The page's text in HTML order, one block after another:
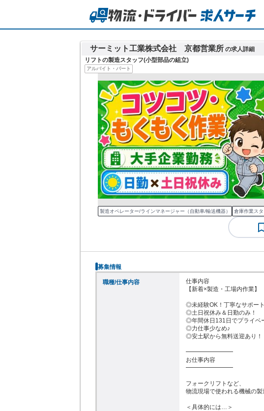
サーミット工業株式会社 京都営業所 の求人詳細
リフトの製造スタッフ(小型部品の組立)
アルバイト・パート
製造オペレーター/ラインマネージャー（自動車/輸送機器） 倉庫作業スタ
募集情報
職種/仕事内容
仕事内容
【新着×製造・工場内作業】
◎未経験OK！丁寧なサポー
◎土日祝休み＆日勤のみ！
◎年間休日131日でプライベ
◎力仕事少なめ♪
◎安土駅から無料送迎あり！
━━━━━━━━
お仕事内容
━━━━━━━━
フォークリフトなど、
物流現場で使われる機械の製
＜具体的には…＞